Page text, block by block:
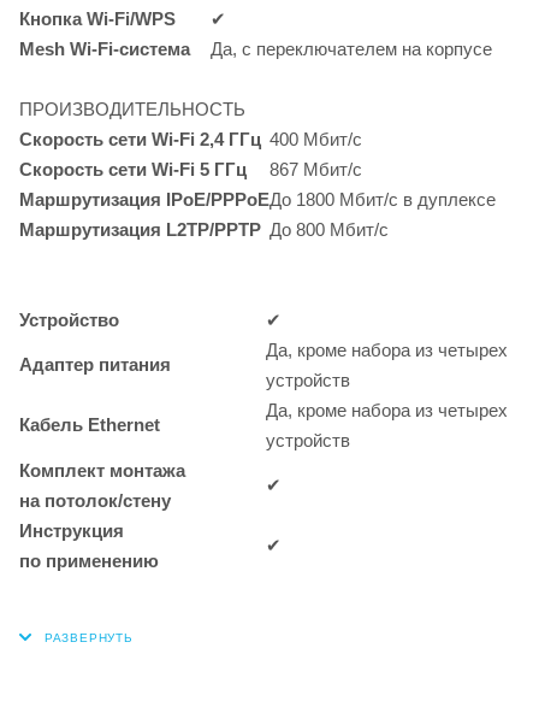
КнопкаWi-Fi/WPS
✔
Mesh Wi-Fi-система
Да, с переключателем на корпусе
ПРОИЗВОДИТЕЛЬНОСТЬ
Скорость сети Wi-Fi 2,4 ГГц 400 Мбит/с
Скорость сети Wi-Fi 5 ГГц 867 Мбит/с
Маршрутизация IPoE/PPPoEДо 1800 Мбит/с в дуплексе
Маршрутизация L2TP/PPTP До 800 Мбит/с
Устройство ✔
Адаптер питания
Да, кроме набора из четырех
устройств
Кабель Ethernet
Да, кроме набора из четырех
устройств
Комплект монтажа
на потолок/стену
✔
Инструкция
по применению
✔